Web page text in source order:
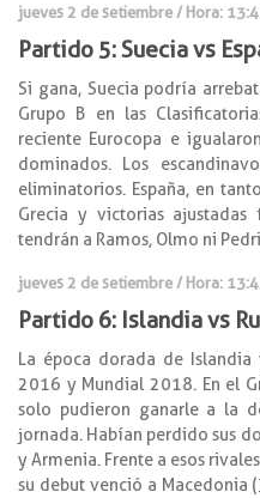
jueves 2 de setiembre / Hora:
Partido 5: Suecia vs
Si gana, Suecia podría
Grupo B en las
reciente Eurocopa e
dominados. Los
eliminatorios. España, en
Grecia y victorias
tendrán a Ramos, Olmo ni
jueves 2 de setiembre / Hora:
Partido 6: Islandia vs
La época dorada de
2016 y Mundial 2018. En el
solo pudieron ganarle a la
jornada. Habían perdido sus
y Armenia. Frente a esos
su debut venció a Macedonia